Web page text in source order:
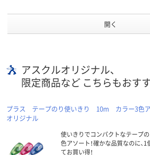
開く
アスクルオリジナル、
限定商品など こちらもおす
プラス テープのり使いきり 10m カラー3色ア
オリジナル
使いきりでコンパクトなテープ
色アソート！確かな品質なのに、
てお買い得！